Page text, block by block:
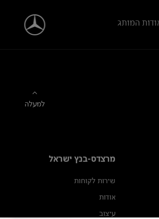
המותג
למעלה
מרצדס-בנץ ישראל
שירות לקוחות
אודות
עיצוב